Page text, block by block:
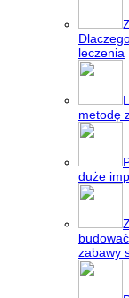
leczenia
metodę
duże
zabawy